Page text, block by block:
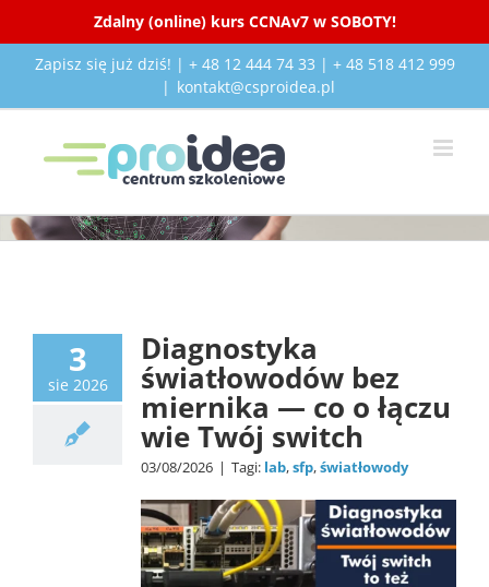
Zdalny (online) kurs CCNAv7 w SOBOTY!
Zapisz się już dziś! | + 48 12 444 74 33 | + 48 518 412 999
| kontakt@csproidea.pl
3
sie 2026
Diagnostyka
światłowodów bez
miernika — co o łączu
wie Twój switch
03/08/2026 | Tagi: lab,sfp,światłowody